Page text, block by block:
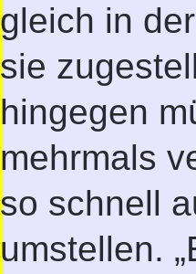
gleich in
sie
hingegen
mehrmals
so schnell
umstellen.